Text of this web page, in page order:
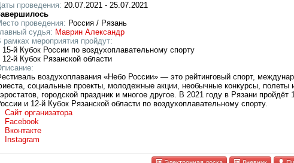
проведения: 20.07.2021 - 25.07.2021
проведения: Россия / Рязань
судья: Маврин Александр
рамках мероприятия пройдут:
15-й Кубок России по воздухоплавательному спорту
12-й Кубок Рязанской области
воздухоплавания «Небо России» — это рейтинговый спорт,
социальные проекты, молодежные акции, необычные конкурсы, полеты
городской праздник и многое другое. В 2021 году в Рязани пройдёт
и 12-й Кубок Рязанской области по воздухоплавательному спорту.
Сайт организатора
Facebook
Вконтакте
Instagram